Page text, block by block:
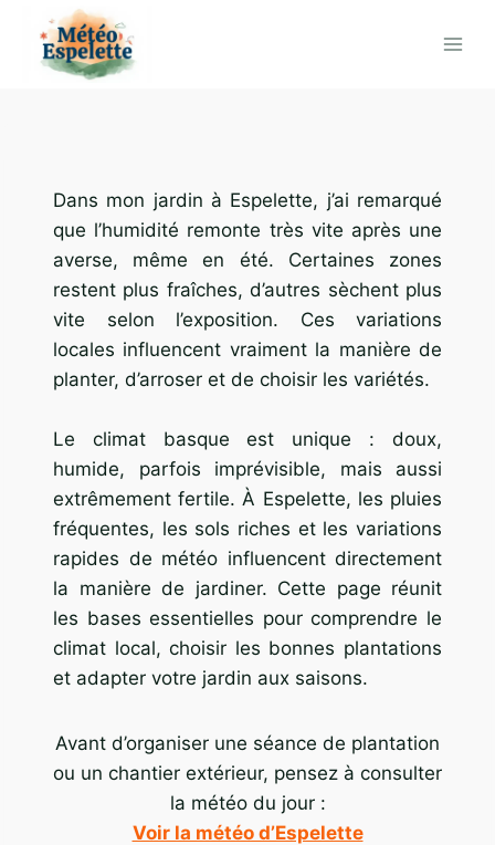
contenu
Dans mon jardin à Espelette, j’ai remarqué
que l’humidité remonte très vite après une
averse, même en été. Certaines zones
restent plus fraîches, d’autres sèchent plus
vite selon l’exposition. Ces variations
locales influencent vraiment la manière de
planter, d’arroser et de choisir les variétés.
Le climat basque est unique : doux,
humide, parfois imprévisible, mais aussi
extrêmement fertile. À Espelette, les pluies
fréquentes, les sols riches et les variations
rapides de météo influencent directement
la manière de jardiner. Cette page réunit
les bases essentielles pour comprendre le
climat local, choisir les bonnes plantations
et adapter votre jardin aux saisons.
Avant d’organiser une séance de plantation
ou un chantier extérieur, pensez à consulter
la météo du jour :
Voir la météo d’Espelette